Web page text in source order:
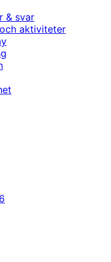
& svar
aktiviteter